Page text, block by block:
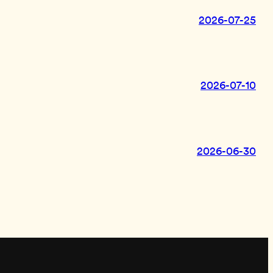
2026-07-25
2026-07-10
2026-06-30